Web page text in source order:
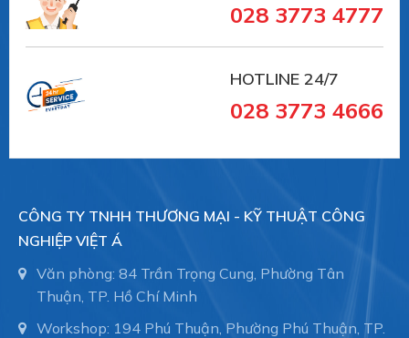
028 3773 4777
HOTLINE 24/7
028 3773 4666
CÔNG TY TNHH THƯƠNG MẠI - KỸ THUẬT CÔNG
NGHIỆP VIỆT Á
Văn phòng: 84 Trần Trọng Cung, Phường Tân
Thuận, TP. Hồ Chí Minh
Workshop: 194 Phú Thuận, Phường Phú Thuận, TP.